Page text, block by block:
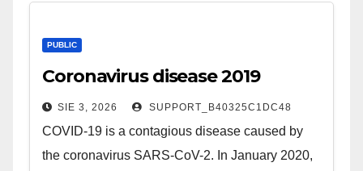
PUBLIC
Coronavirus disease 2019
SIE 3, 2026 SUPPORT_B40325C1DC48
COVID-19 is a contagious disease caused by
the coronavirus SARS-CoV-2. In January 2020,